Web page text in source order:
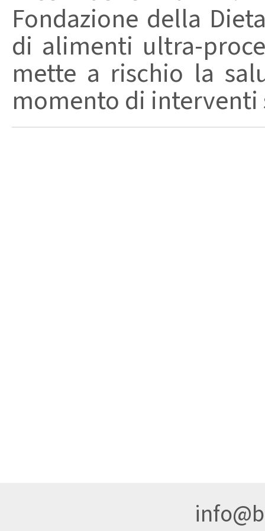
Fondazione della
di alimenti ultra-
mette a rischio la
momento di